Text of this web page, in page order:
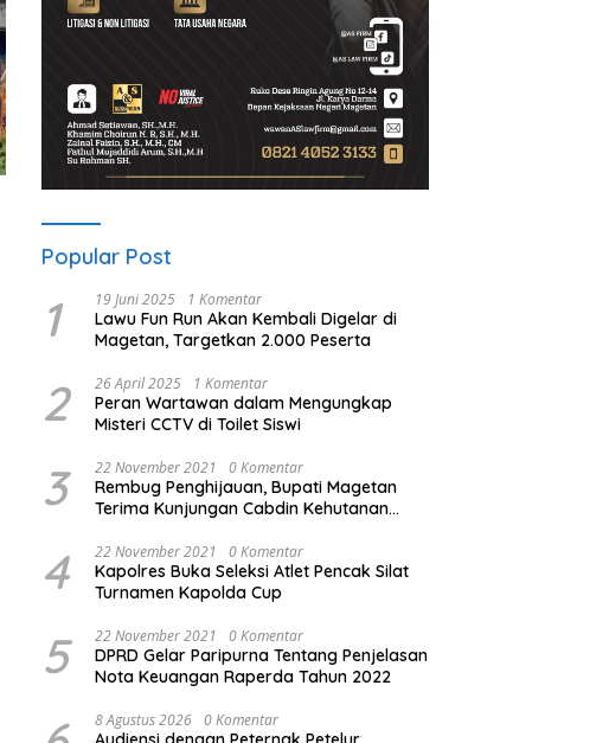
Popular Post
1 19 Juni 2025 1 Komentar
Lawu Fun Run Akan Kembali Digelar di
Magetan, Targetkan 2.000 Peserta
2 26 April 2025 1 Komentar
Peran Wartawan dalam Mengungkap
Misteri CCTV di Toilet Siswi
3 22 November 2021 0 Komentar
Rembug Penghijauan, Bupati Magetan
Terima Kunjungan Cabdin Kehutanan
4 22 November 2021 0 Komentar
Kapolres Buka Seleksi Atlet Pencak Silat
Turnamen Kapolda Cup
5 22 November 2021 0 Komentar
DPRD Gelar Paripurna Tentang Penjelasan
Nota Keuangan Raperda Tahun 2022
8 Agustus 2026 0 Komentar